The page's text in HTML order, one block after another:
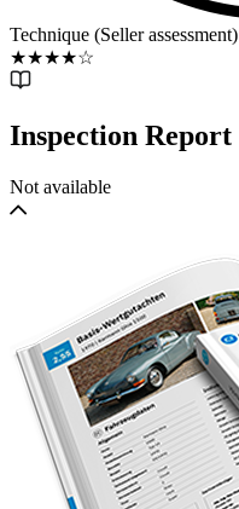
Technique (Seller assessment)
★★★★☆
Inspection Report
Not available